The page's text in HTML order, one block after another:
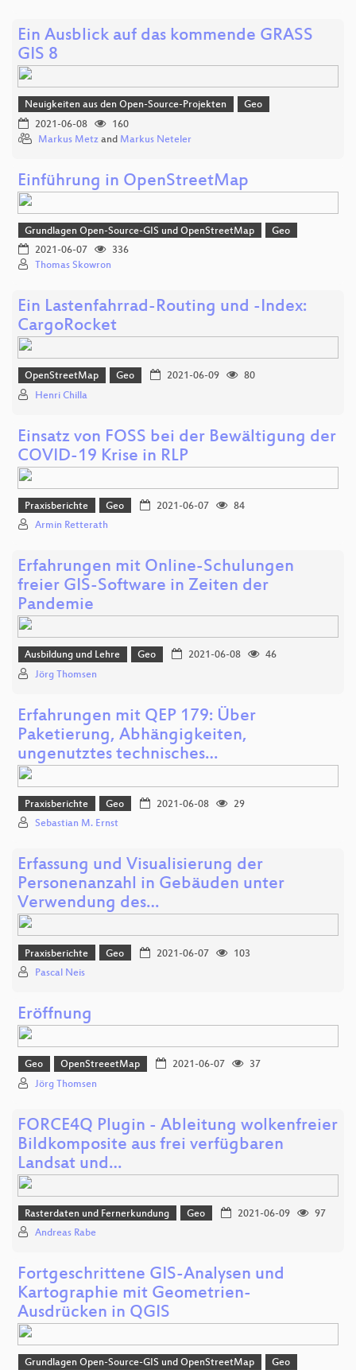
Ein Ausblick auf das kommende GRASS
GIS 8
Neuigkeiten aus den Open-Source-Projekten
Geo
2021-06-08
160
Markus Metz and Markus Neteler
Einführung in OpenStreetMap
Grundlagen Open-Source-GIS und OpenStreetMap
Geo
2021-06-07
336
Thomas Skowron
Ein Lastenfahrrad-Routing und -Index:
CargoRocket
OpenStreetMap Geo 2021-06-09
80
Henri Chilla
Einsatz von FOSS bei der Bewältigung der
COVID-19 Krise in RLP
Praxisberichte Geo 2021-06-07
84
Armin Retterath
Erfahrungen mit Online-Schulungen
freier GIS-Software in Zeiten der
Pandemie
Ausbildung und Lehre Geo 2021-06-08
46
Jörg Thomsen
Erfahrungen mit QEP 179: Über
Paketierung, Abhängigkeiten,
ungenutztes technisches…
Praxisberichte Geo 2021-06-08
29
Sebastian M. Ernst
Erfassung und Visualisierung der
Personenanzahl in Gebäuden unter
Verwendung des…
Praxisberichte Geo 2021-06-07
103
Pascal Neis
Eröffnung
Geo OpenStreeetMap 2021-06-07
37
Jörg Thomsen
FORCE4Q Plugin - Ableitung wolkenfreier
Bildkomposite aus frei verfügbaren
Landsat und…
Rasterdaten und Fernerkundung Geo 2021-06-09
97
Andreas Rabe
Fortgeschrittene GIS-Analysen und
Kartographie mit Geometrien-
Ausdrücken in QGIS
Grundlagen Open-Source-GIS und OpenStreetMap
Geo